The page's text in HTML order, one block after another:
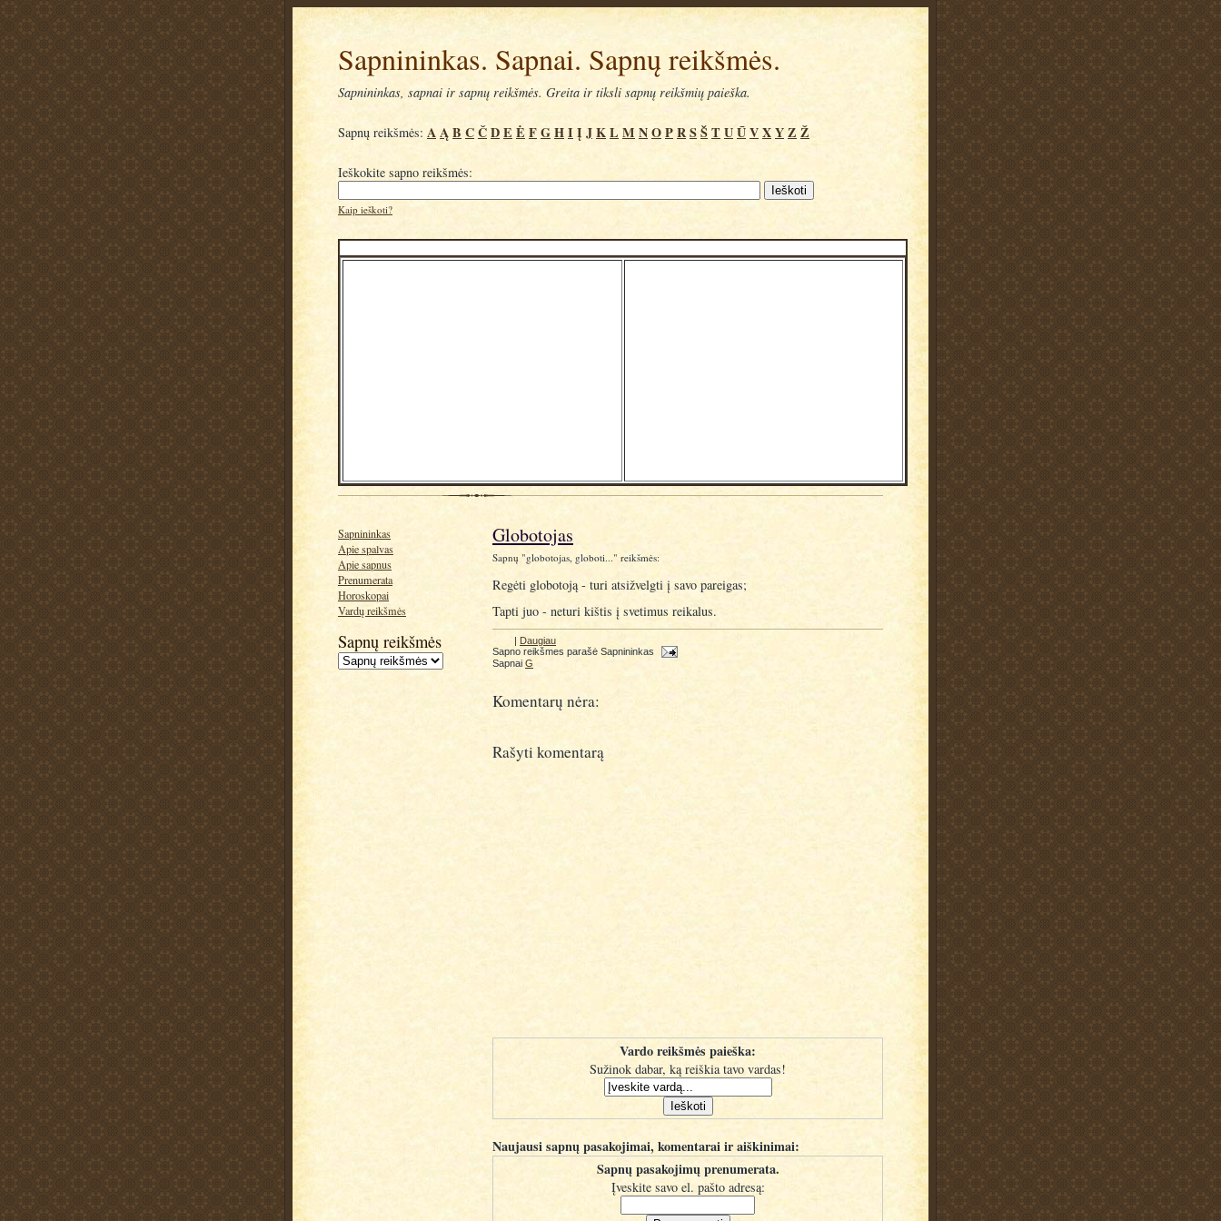
Sapnininkas. Sapnai. Sapnų reikšmės.
Sapnininkas, sapnai ir sapnų reikšmės. Greita ir tiksli sapnų reikšmių paieška.
Sapnų reikšmės: AĄB CČDE Ė FGHIĮJKL M NOPRSŠT UŪVXYZ Ž
Ieškokite sapno reikšmės:
Kaip ieškoti?
Sapnininkas
Apie spalvas
Apie sapnus
Prenumerata
Horoskopai
Vardų reikšmės
Sapnų reikšmės
Globotojas
Sapnų "globotojas, globoti..." reikšmės:
Regėti globotoją - turi atsižvelgti į savo pareigas;
Tapti juo - neturi kištis į svetimus reikalus.
| Daugiau
Sapno reikšmes parašė Sapnininkas
Sapnai G
Komentarų nėra:
Rašyti komentarą
Vardo reikšmės paieška:
Sužinok dabar, ką reiškia tavo vardas!
Naujausi sapnų pasakojimai, komentarai ir aiškinimai:
Sapnų pasakojimų prenumerata.
Įveskite savo el. pašto adresą: